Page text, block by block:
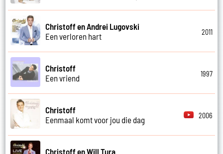
Christoff en Andrei Lugovski
Een verloren hart
2011
Christoff
Een vriend
1997
Christoff
Eenmaal komt voor jou die dag
2006
Christoff en Will Tura